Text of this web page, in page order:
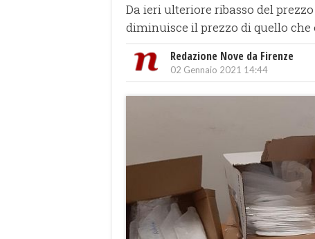
Da ieri ulteriore ribasso del
diminuisce il prezzo di quello
Redazione Nove da Firenze
02 Gennaio 2021 14:44